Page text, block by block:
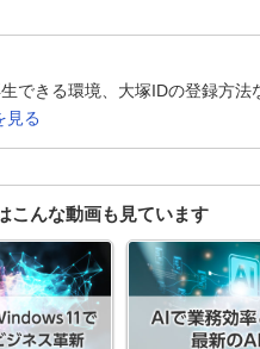
できる環境、大塚IDの登録方法
見る
こんな動画も見ています